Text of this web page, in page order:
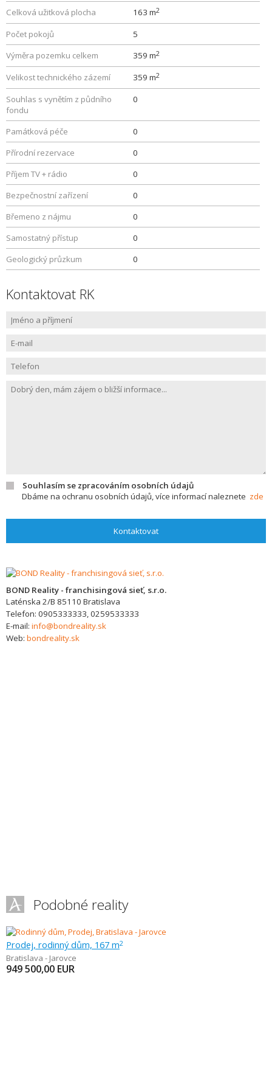
Celková užitková plocha 163 m2
Počet pokojů
5
Výměra pozemku celkem
359 m2
Velikost technického zázemí 359 m2
Souhlas s vynětím z půdního
fondu
0
Památková péče
0
Přírodní rezervace
0
Příjem TV + rádio
0
Bezpečnostní zařízení
0
Břemeno z nájmu
0
Samostatný přístup
0
Geologický průzkum
0
Kontaktovat RK
Souhlasím se zpracováním osobních údajů
Dbáme na ochranu osobních údajů, více informací naleznete zde
Kontaktovat
BOND Reality - franchisingová sieť, s.r.o.
Laténska 2/B 85110 Bratislava
Telefon: 0905333333, 0259533333
E-mail: info@bondreality.sk
Web: bondreality.sk
Podobné reality
Prodej, rodinný dům, 167 m2
Bratislava - Jarovce
949 500,00 EUR